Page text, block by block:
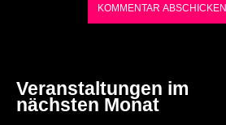
Veranstaltungen im
nächsten Monat